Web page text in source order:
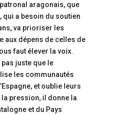
aragonais, que
qui a besoin du soutien
va prioriser les
aux dépens de celles de
faut élever la voix.
pas juste que le
les communautés
et oublie leurs
pression, il donne la
et du Pays